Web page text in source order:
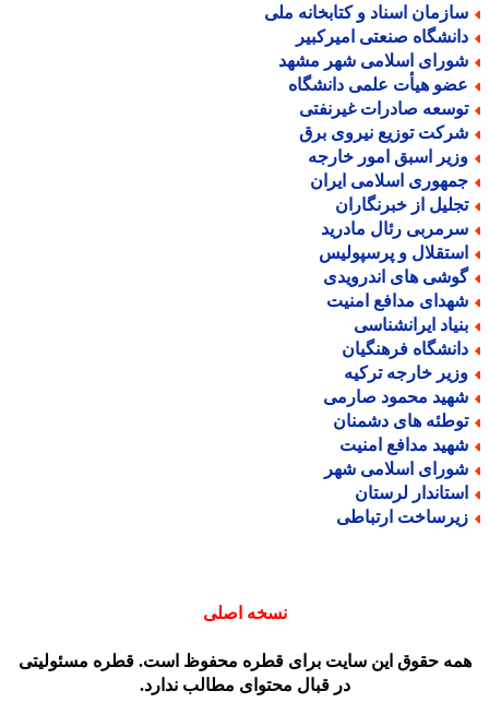
اسناد و کتابخانه ملی
صنعتی امیرکبیر
اسلامی شهر مشهد
هیأت علمی دانشگاه
صادرات غیرنفتی
توزیع نیروی برق
اسبق امور خارجه
اسلامی ایران
از خبرنگاران
رئال مادرید
و پرسپولیس
های اندرویدی
مدافع امنیت
ایرانشناسی
فرهنگیان
خارجه ترکیه
محمود صارمی
های دشمنان
مدافع امنیت
اسلامی شهر
لرستان
ارتباطی
نسخه اصلی
حقوق این سایت برای قطره محفوظ است. قطره مسئولیتی
در قبال محتوای مطالب ندارد.